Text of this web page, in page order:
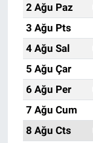
2 Ağu Paz
3 Ağu Pts
4 Ağu Sal
5 Ağu Çar
6 Ağu Per
7 Ağu Cum
8 Ağu Cts